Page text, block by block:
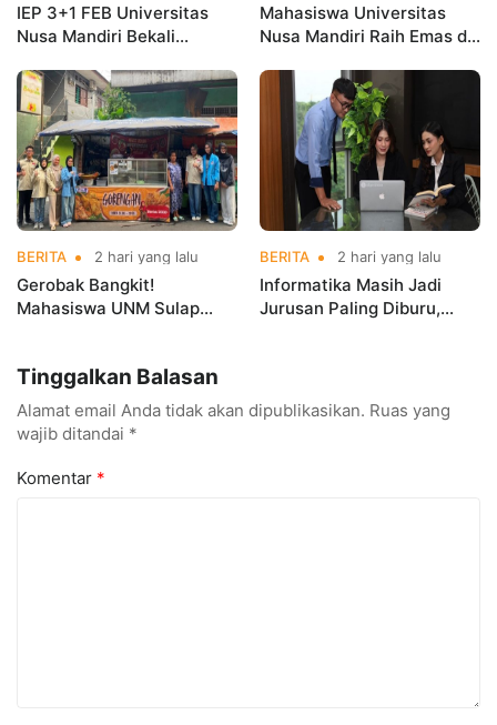
IEP 3+1 FEB Universitas
Nusa Mandiri Bekali
Kerja Sebelum Lulus
Mahasiswa Universitas
Nusa Mandiri Raih Emas di
Indonesia Open
Championships 2026
BERITA 2 hari yang lalu
Gerobak Bangkit!
Mahasiswa UNM Sulap
BERITA 2 hari yang lalu
Informatika Masih Jadi
Jurusan Paling Diburu,
Tinggalkan Balasan
Alamat email Anda tidak akan dipublikasikan. Ruas yang
wajib ditandai *
Komentar *